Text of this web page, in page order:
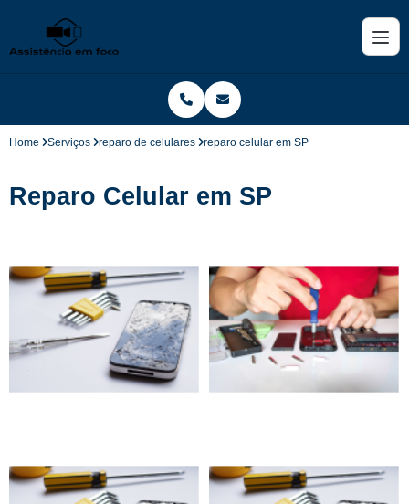
Home Serviços reparo de celulares reparo celular em SP
Reparo Celular em SP